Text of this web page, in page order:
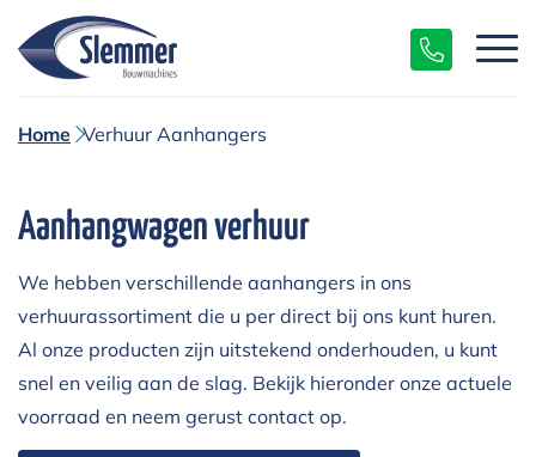
Home Verhuur Aanhangers
Aanhangwagen verhuur
We hebben verschillende aanhangers in ons
verhuurassortiment die u per direct bij ons kunt huren.
Al onze producten zijn uitstekend onderhouden, u kunt
snel en veilig aan de slag. Bekijk hieronder onze actuele
voorraad en neem gerust contact op.